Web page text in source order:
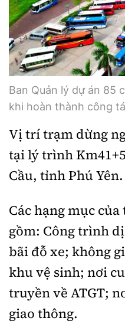
Công đoàn
Showbiz
Điện ảnh
Âm nhạc
tế
thông
Đi ++
Du lịch
Khám
Lối sống
Ban Quản lý dự án 85
khi hoàn thành công
Vị trí trạm dừng
tại lý trình
Cầu, tỉnh Phú Yên.
Các hạng mục
gồm: Công trình
bãi đỗ xe; không
khu vệ sinh; nơi
truyền về ATGT;
giao thông.